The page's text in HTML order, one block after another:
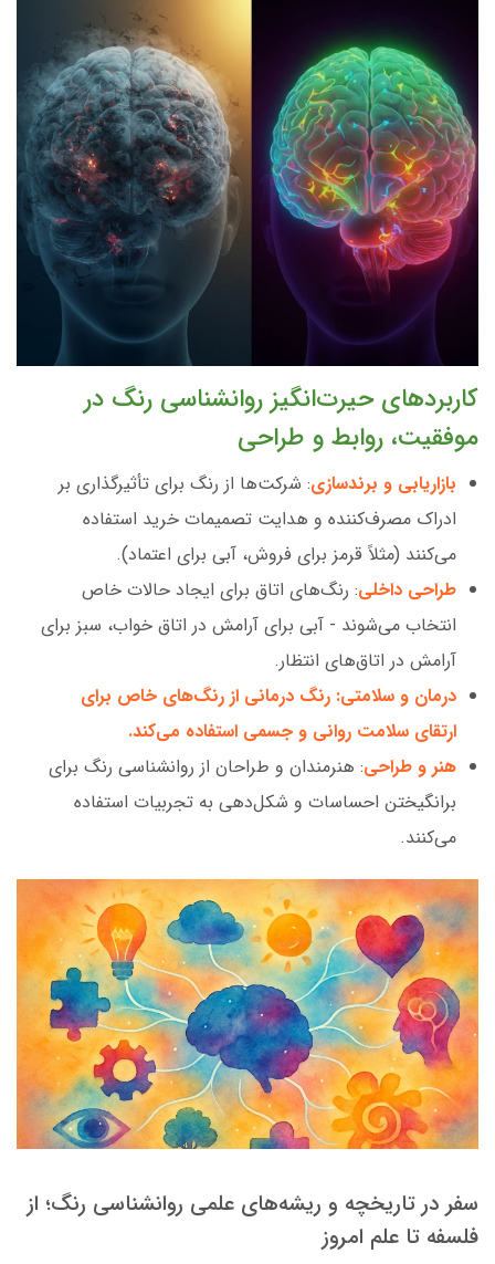
کاربردهای حیرت‌انگیز روانشناسی رنگ در
موفقیت، روابط و طراحی
بازاریابی و برندسازی: شرکت‌ها از رنگ برای تأثیرگذاری بر
ادراک مصرف‌کننده و هدایت تصمیمات خرید استفاده
می‌کنند (مثلاً قرمز برای فروش، آبی برای اعتماد).
طراحی داخلی: رنگ‌های اتاق برای ایجاد حالات خاص
انتخاب می‌شوند - آبی برای آرامش در اتاق خواب، سبز برای
آرامش در اتاق‌های انتظار.
درمان و سلامتی: رنگ درمانی از رنگ‌های خاص برای
ارتقای سلامت روانی و جسمی استفاده می‌کند.
هنر و طراحی: هنرمندان و طراحان از روانشناسی رنگ برای
برانگیختن احساسات و شکل‌دهی به تجربیات استفاده
می‌کنند.
سفر در تاریخچه و ریشه‌های علمی روانشناسی رنگ؛ از
فلسفه تا علم امروز